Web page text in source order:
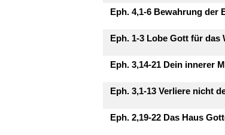
Eph. 4,1-6 Bewahrung der
Eph. 1-3 Lobe Gott für das
Eph. 3,14-21 Dein innerer
Eph. 3,1-13 Verliere nicht
Eph. 2,19-22 Das Haus